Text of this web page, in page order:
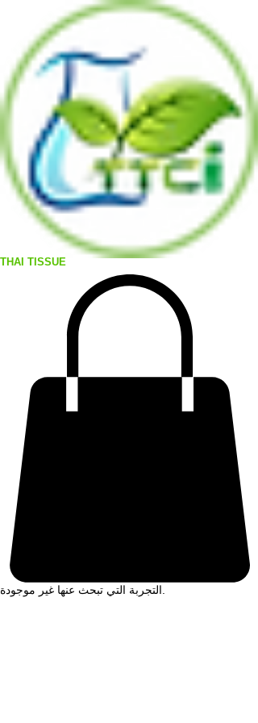
THAI TISSUE
التجربة التي تبحث عنها غير موجودة.